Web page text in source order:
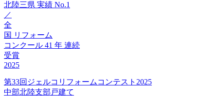
北陸三県 実績 No.1
／
全
国 リフォーム
コンクール 41 年 連続
受賞
2025
第33回ジェルコリフォームコンテスト2025
中部北陸支部戸建て